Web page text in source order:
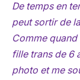
De temps en
peut sortir de
Comme
fille trans de 6
photo et me